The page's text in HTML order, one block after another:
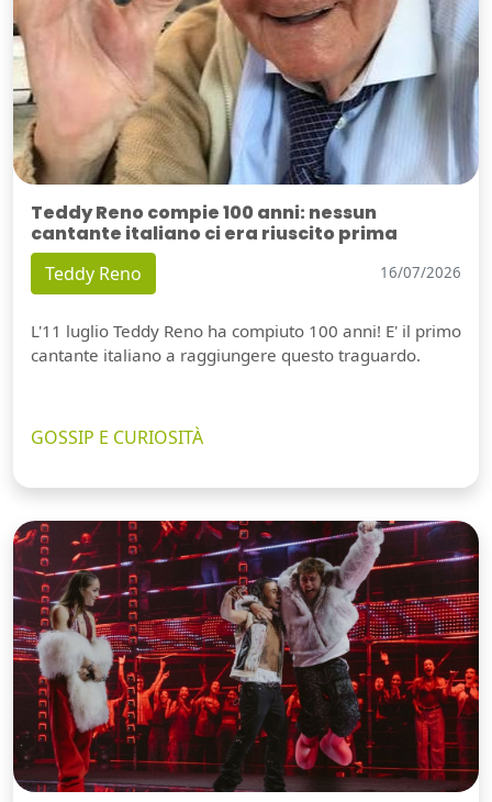
Teddy Reno compie 100 anni: nessun
cantante italiano ci era riuscito prima
Teddy Reno 16/07/2026
L'11 luglio Teddy Reno ha compiuto 100 anni! E' il primo
cantante italiano a raggiungere questo traguardo.
GOSSIP E CURIOSITÀ